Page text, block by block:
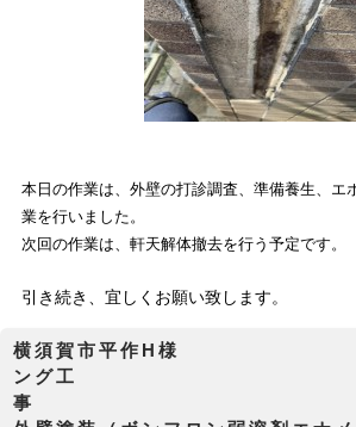
本日の作業は、 外壁の打診調査、準備養生、エ
業を行いました。
次回の作業は、軒天解体撤去を行う予定です。
引き続き、宜しくお願い致します。
横須賀市平作H様 外
ング工